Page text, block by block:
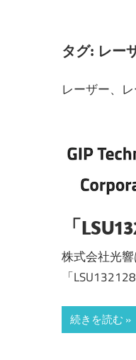
タグ: レー
レーザー、
「
株式会社光
「
続きを読む